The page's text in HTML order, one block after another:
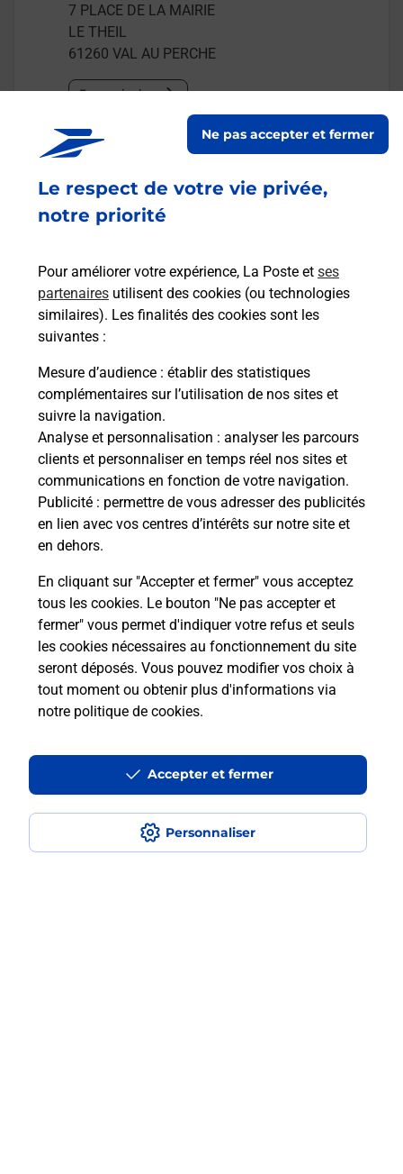
Le respect de votre vie privée,
notre priorité
Pour améliorer votre expérience, La Poste et ses
partenaires utilisent des cookies (ou technologies
similaires). Les finalités des cookies sont les
suivantes :
Mesure d’audience : établir des statistiques
complémentaires sur l’utilisation de nos sites et
suivre la navigation.
Analyse et personnalisation : analyser les parcours
clients et personnaliser en temps réel nos sites et
communications en fonction de votre navigation.
Publicité : permettre de vous adresser des publicités
en lien avec vos centres d’intérêts sur notre site et
en dehors.
En cliquant sur "Accepter et fermer" vous acceptez
tous les cookies. Le bouton "Ne pas accepter et
fermer" vous permet d'indiquer votre refus et seuls
les cookies nécessaires au fonctionnement du site
seront déposés. Vous pouvez modifier vos choix à
tout moment ou obtenir plus d'informations via
notre politique de cookies.
Personnaliser
Ne pas accepter et fermer
Accepter et fermer
7 PLACE DE LA MAIRIE
LE THEIL
61260 VAL AU PERCHE
En savoir plus
Malin !
La Poste
en ligne
Ouvert 24h/24
En savoir plus
Recherchez un autre point de contact
Questions fréquemment posées
Quel réseau utilise La Poste Mobile ?
Est-ce que je peux garder mon
numéro de mobile gratuitement ?
Est-ce que je peux bénéficier de la 5G
avec La Poste Mobile ?
à l’étranger avec La Poste Mobile ?
Est-ce que je peux payer mon
smartphone Samsung en plusieurs
fois avec La Poste Mobile ?